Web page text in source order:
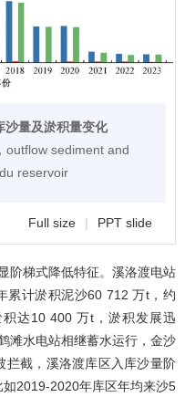
沙量及淤积量变化
outflow sediment and
reservoir
Full size | PPT slide
阶梯式降低特征。溪洛渡电站
累计淤积泥沙60 712 万t，约
达10 400 万t，淤积发展迅
滩水电站相继蓄水运行，金沙
拦截，溪洛渡库区入库沙量阶
2019-2020年库区年均来沙5